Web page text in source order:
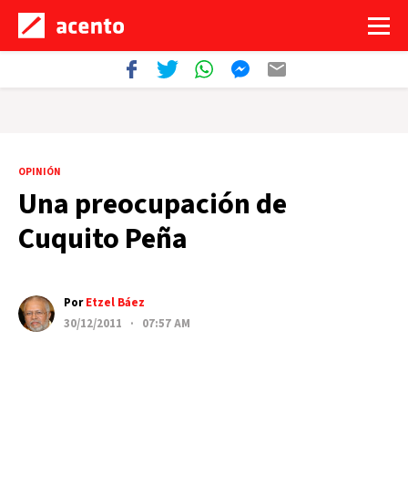
OPINIÓN
Una preocupación de
Cuquito Peña
PorEtzel Báez
30/12/2011 · 07:57 AM